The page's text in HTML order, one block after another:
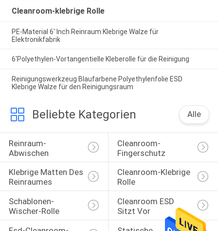
Cleanroom-klebrige Rolle
PE-Material 6' Inch Reinraum Klebrige Walze für
Elektronikfabrik
6'Polyethylen-Vortangentielle Kleberolle für die Reinigung
Reinigungswerkzeug Blaufarbene Polyethylenfolie ESD
Klebrige Walze für den Reinigungsraum
Beliebte Kategorien Alle
Reinraum-
Abwischen
Cleanroom-
Fingerschutz
Klebrige Matten Des
Reinraumes
Cleanroom-Klebrige
Rolle
Schablonen-
Wischer-Rolle
Cleanroom ESD
Sitzt Vor